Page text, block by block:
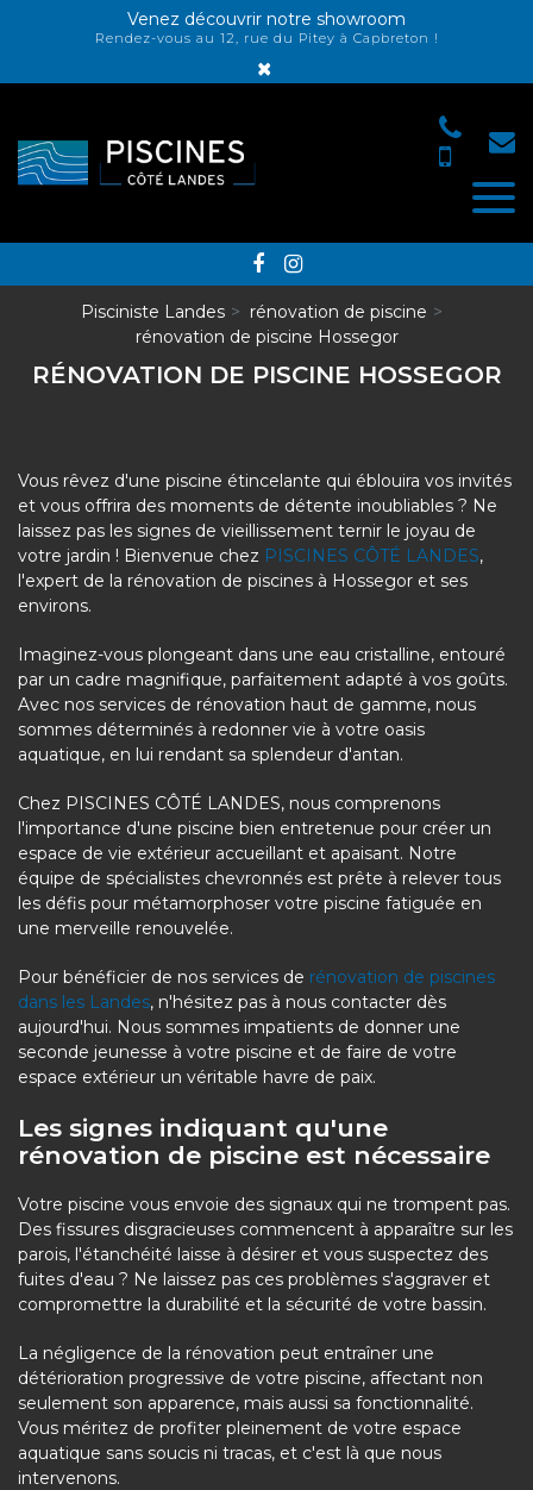
Venez découvrir notre showroom
Rendez-vous au 12, rue du Pitey à Capbreton !
×
Pisciniste Landes
rénovation de piscine
rénovation de piscine Hossegor
RÉNOVATION DE PISCINE HOSSEGOR
Vous rêvez d'une piscine étincelante qui éblouira vos invités
et vous offrira des moments de détente inoubliables ? Ne
laissez pas les signes de vieillissement ternir le joyau de
votre jardin ! Bienvenue chez PISCINES CÔTÉ LANDES,
l'expert de la rénovation de piscines à Hossegor et ses
environs.
Imaginez-vous plongeant dans une eau cristalline, entouré
par un cadre magnifique, parfaitement adapté à vos goûts.
Avec nos services de rénovation haut de gamme, nous
sommes déterminés à redonner vie à votre oasis
aquatique, en lui rendant sa splendeur d'antan.
Chez PISCINES CÔTÉ LANDES, nous comprenons
l'importance d'une piscine bien entretenue pour créer un
espace de vie extérieur accueillant et apaisant. Notre
équipe de spécialistes chevronnés est prête à relever tous
les défis pour métamorphoser votre piscine fatiguée en
une merveille renouvelée.
Pour bénéficier de nos services de rénovation de piscines
dans les Landes, n'hésitez pas à nous contacter dès
aujourd'hui. Nous sommes impatients de donner une
seconde jeunesse à votre piscine et de faire de votre
espace extérieur un véritable havre de paix.
Les signes indiquant qu'une
rénovation de piscine est nécessaire
Votre piscine vous envoie des signaux qui ne trompent pas.
Des fissures disgracieuses commencent à apparaître sur les
parois, l'étanchéité laisse à désirer et vous suspectez des
fuites d'eau ? Ne laissez pas ces problèmes s'aggraver et
compromettre la durabilité et la sécurité de votre bassin.
La négligence de la rénovation peut entraîner une
détérioration progressive de votre piscine, affectant non
seulement son apparence, mais aussi sa fonctionnalité.
Vous méritez de profiter pleinement de votre espace
aquatique sans soucis ni tracas, et c'est là que nous
intervenons.
Panneau de gestion des cookies